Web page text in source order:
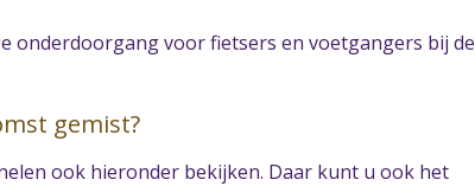
onderdoorgang voor fietsers en voetgangers bij de
gemist?
ook hieronder bekijken. Daar kunt u ook het